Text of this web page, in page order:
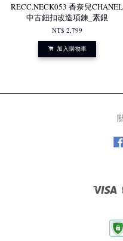
RECC.NECK053 香奈兒CHANEL
中古鈕扣改造項鍊_素銀
NT$ 2,799
加入購物車